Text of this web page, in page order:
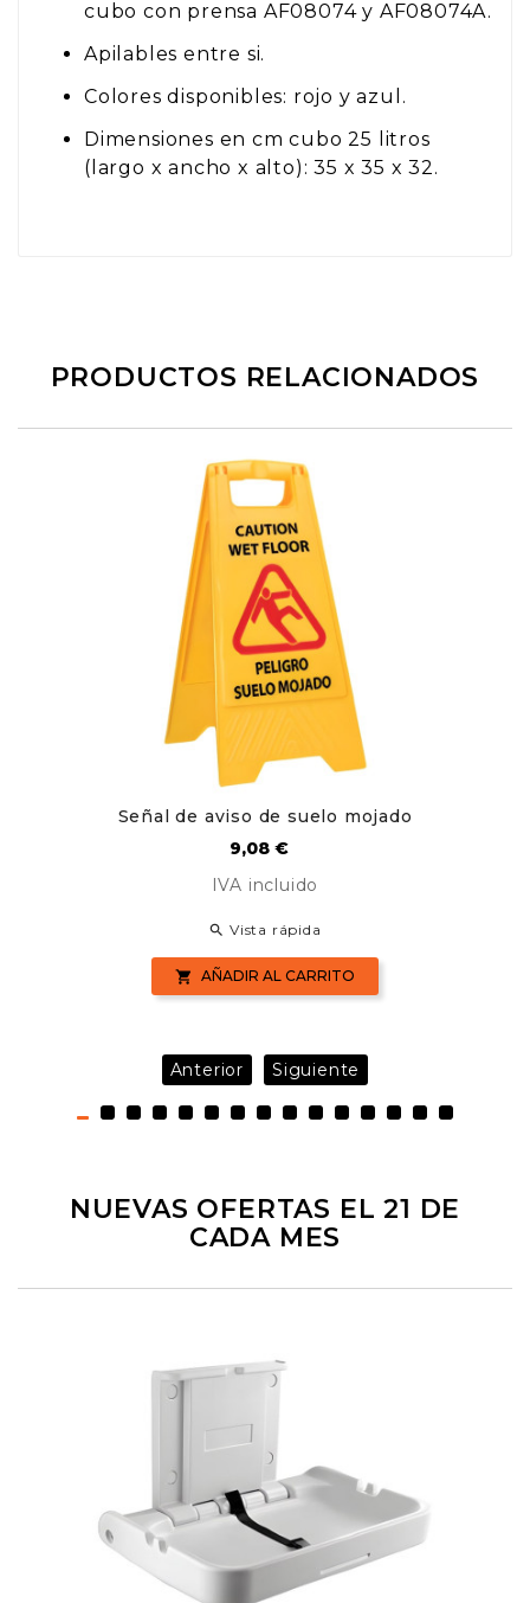
cubo con prensa AF08074 y AF08074A.
Apilables entre si.
Colores disponibles: rojo y azul.
Dimensiones en cm cubo 25 litros
(largo x ancho x alto): 35 x 35 x 32.
PRODUCTOS RELACIONADOS
Señal de aviso de suelo mojado
Precio
9,08 €
IVA incluido
 Vista rápida
 AÑADIR AL CARRITO
Anterior Siguiente
NUEVAS OFERTAS EL 21 DE
CADA MES